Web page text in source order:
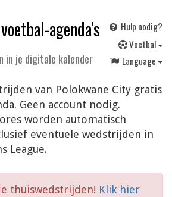
agenda's
in je digitale kalender
Hulp nodig?
Voetbal
Language
van Polokwane City gratis
Geen account nodig.
worden automatisch
eventuele wedstrijden in
League.
thuiswedstrijden! Klik hier